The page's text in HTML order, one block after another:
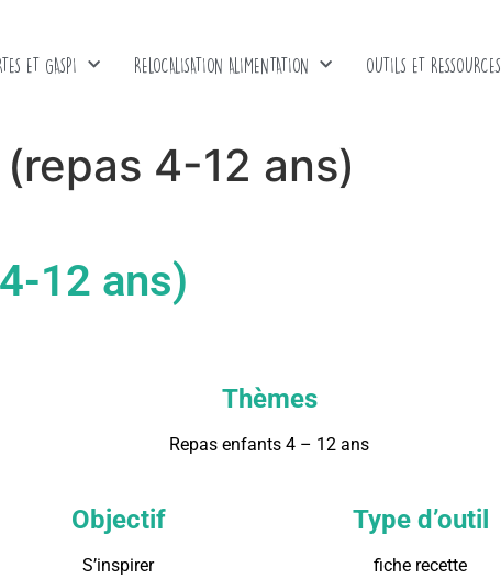
ET GASPI RELOCALISATION ALIMENTATION OUTILS ET RESSOURCES
4-12 ans)
12 ans)
Thèmes
Repas enfants 4 – 12 ans
Objectif
S’inspirer
Type d’outil
fiche recette